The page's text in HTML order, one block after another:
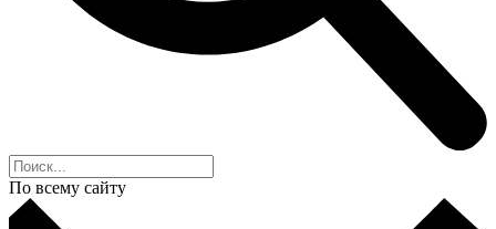
По всему сайту